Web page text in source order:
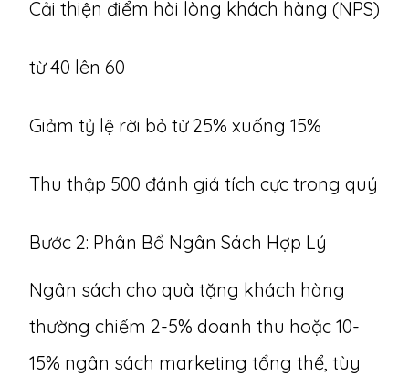
Cải thiện điểm hài lòng khách hàng (NPS)
từ 40 lên 60
Giảm tỷ lệ rời bỏ từ 25% xuống 15%
Thu thập 500 đánh giá tích cực trong quý
Bước 2: Phân Bổ Ngân Sách Hợp Lý
Ngân sách cho quà tặng khách hàng
thường chiếm 2-5% doanh thu hoặc 10-
15% ngân sách marketing tổng thể, tùy